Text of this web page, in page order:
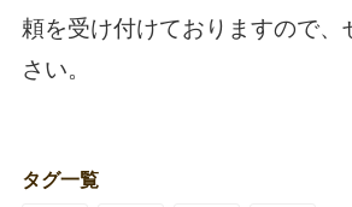
頼を受け付けておりますので、
さい。
タグ一覧